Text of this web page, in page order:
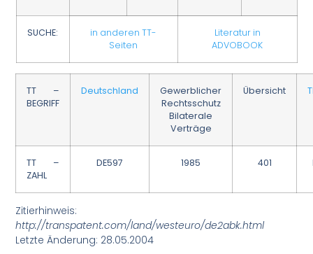
SUCHE:
in anderen TT-
Seiten
Literatur in
ADVOBOOK
TT –
BEGRIFF
Deutschland
Gewerblicher
Rechtsschutz
Bilaterale
Verträge
Übersicht
TT –
ZAHL
DE597 1985 401
Zitierhinweis:
http://transpatent.com/land/westeuro/de2abk.html
Letzte Änderung: 28.05.2004